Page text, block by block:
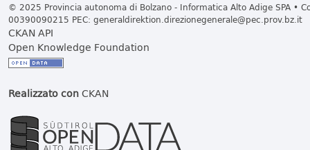
© 2025 Provincia autonoma di Bolzano - Informatica Alto Adige SPA •
00390090215 PEC: generaldirektion.direzionegenerale@pec.prov.bz.it
CKAN API
Open Knowledge Foundation
Realizzato conCKAN